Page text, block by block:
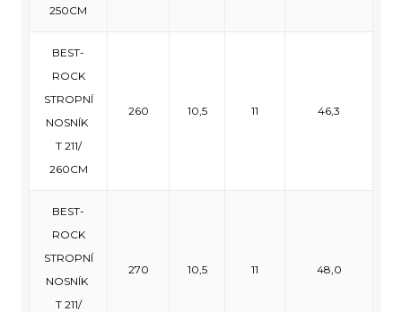
250CM
BEST-
ROCK
STROPNÍ
NOSNÍK
T 211/
260CM
260 10,5 11 46,3
BEST-
ROCK
STROPNÍ
NOSNÍK
T 211/
270 10,5 11 48,0